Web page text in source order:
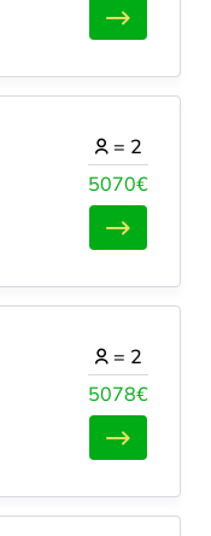
5070€
= 2
5078€
= 2